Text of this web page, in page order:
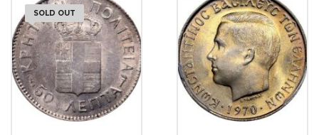
SOLD OUT